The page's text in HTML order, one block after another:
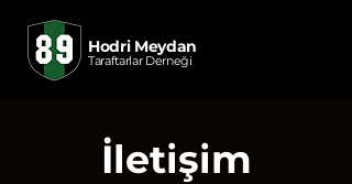
Hodri Meydan
Taraftarlar Derneği
İletişim